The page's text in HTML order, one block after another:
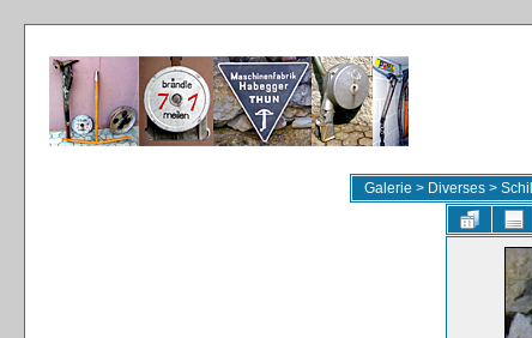
Galerie > Diverses >